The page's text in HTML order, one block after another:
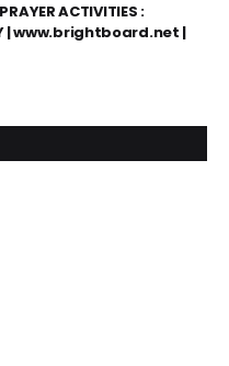
ACTIVITIES :
| www.brightboard.net |